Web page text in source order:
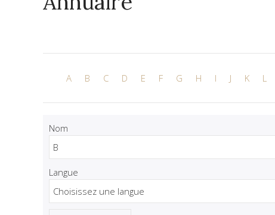
A B C D E F G H I J K L
Nom
Langue